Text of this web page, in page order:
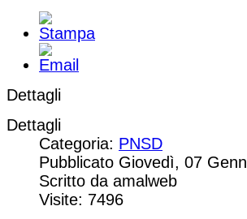
Dettagli
Dettagli
Categoria: PNSD
Pubblicato Giovedì, 07
Scritto da amalweb
Visite: 7496